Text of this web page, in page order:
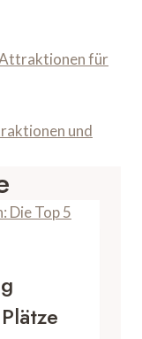
Attraktionen für
und